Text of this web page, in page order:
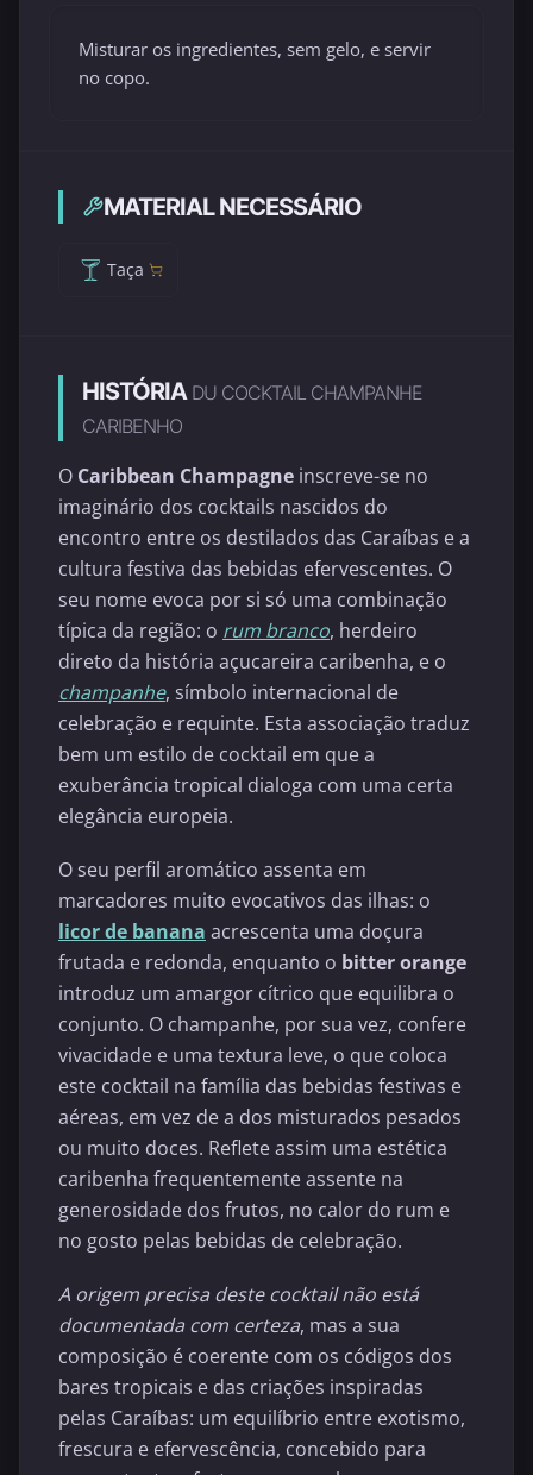
Misturar os ingredientes, sem gelo, e servir
no copo.
MATERIAL NECESSÁRIO
Taça
HISTÓRIA DU COCKTAIL CHAMPANHE
CARIBENHO
O Caribbean Champagne inscreve-se no
imaginário dos cocktails nascidos do
encontro entre os destilados das Caraíbas e a
cultura festiva das bebidas efervescentes. O
seu nome evoca por si só uma combinação
típica da região: o rum branco, herdeiro
direto da história açucareira caribenha, e o
champanhe, símbolo internacional de
celebração e requinte. Esta associação traduz
bem um estilo de cocktail em que a
exuberância tropical dialoga com uma certa
elegância europeia.
O seu perfil aromático assenta em
marcadores muito evocativos das ilhas: o
licor de banana acrescenta uma doçura
frutada e redonda, enquanto o bitter orange
introduz um amargor cítrico que equilibra o
conjunto. O champanhe, por sua vez, confere
vivacidade e uma textura leve, o que coloca
este cocktail na família das bebidas festivas e
aéreas, em vez de a dos misturados pesados
ou muito doces. Reflete assim uma estética
caribenha frequentemente assente na
generosidade dos frutos, no calor do rum e
no gosto pelas bebidas de celebração.
A origem precisa deste cocktail não está
documentada com certeza, mas a sua
composição é coerente com os códigos dos
bares tropicais e das criações inspiradas
pelas Caraíbas: um equilíbrio entre exotismo,
frescura e efervescência, concebido para